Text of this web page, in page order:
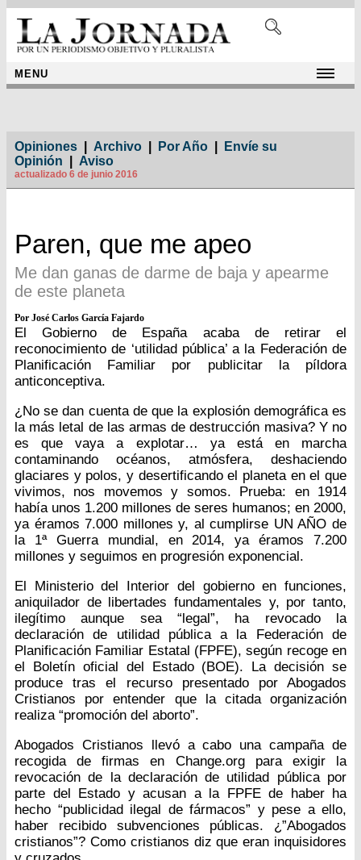
MENU
Opiniones Archivo Por Año
Envíe su
Opinión
Aviso
actualizado 6 de junio 2016
Paren, que me apeo
Me dan ganas de darme de baja y apearme
de este planeta
Por José Carlos García Fajardo
El Gobierno de España acaba de retirar el
reconocimiento de ‘utilidad pública’ a la Federación de
Planificación Familiar por publicitar la píldora
anticonceptiva.
¿No se dan cuenta de que la explosión demográfica es
la más letal de las armas de destrucción masiva? Y no
es que vaya a explotar… ya está en marcha
contaminando océanos, atmósfera, deshaciendo
glaciares y polos, y desertificando el planeta en el que
vivimos, nos movemos y somos. Prueba: en 1914
había unos 1.200 millones de seres humanos; en 2000,
ya éramos 7.000 millones y, al cumplirse UN AÑO de
la 1ª Guerra mundial, en 2014, ya éramos 7.200
millones y seguimos en progresión exponencial.
El Ministerio del Interior del gobierno en funciones,
aniquilador de libertades fundamentales y, por tanto,
ilegítimo aunque sea “legal”, ha revocado la
declaración de utilidad pública a la Federación de
Planificación Familiar Estatal (FPFE), según recoge en
el Boletín oficial del Estado (BOE). La decisión se
produce tras el recurso presentado por Abogados
Cristianos por entender que la citada organización
realiza “promoción del aborto”.
Abogados Cristianos llevó a cabo una campaña de
recogida de firmas en Change.org para exigir la
revocación de la declaración de utilidad pública por
parte del Estado y acusan a la FPFE de haber ha
hecho “publicidad ilegal de fármacos” y pese a ello,
haber recibido subvenciones públicas. ¿”Abogados
cristianos”? Como cristianos diz que eran inquisidores